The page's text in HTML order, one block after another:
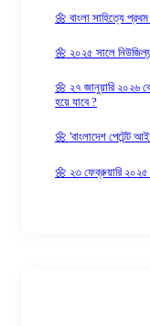
🌼 বাংলা সাহিত্যে
🌼 ২০২৫ সালে
🌼 ২৭ জানুয়ারি ২০২৬
হয়ে যাবে ?
🌼 'বাংলাদেশ পেটেন্ট
🌼 ২৩ ফেব্রুয়ারি ২০২৫